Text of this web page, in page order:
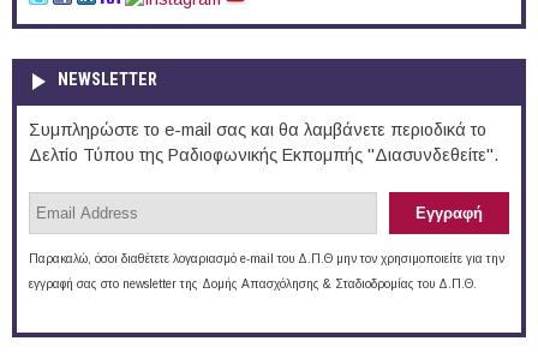
NEWSLETTER
Συμπληρώστε το e-mail σας και θα λαμβάνετε περιοδικά το
Δελτίο Τύπου της Ραδιοφωνικής Εκπομπής "Διασυνδεθείτε".
Παρακαλώ, όσοι διαθέτετε λογαριασμό e-mail του Δ.Π.Θ μην τον χρησιμοποιείτε για την
εγγραφή σας στο newsletter της Δομής Απασχόλησης & Σταδιοδρομίας του Δ.Π.Θ.